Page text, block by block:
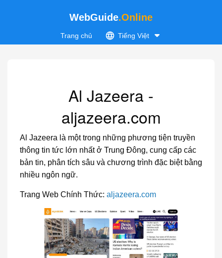
WebGuide.Online
Trang chủ Tiếng Việt
Al Jazeera -
aljazeera.com
Al Jazeera là một trong những phương tiện truyền
thông tin tức lớn nhất ở Trung Đông, cung cấp các
bản tin, phân tích sâu và chương trình đặc biệt bằng
nhiều ngôn ngữ.
Trang Web Chính Thức: aljazeera.com